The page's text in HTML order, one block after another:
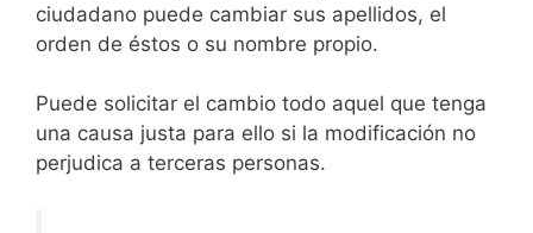
ciudadano puede cambiar sus apellidos, el
orden de éstos o su nombre propio.
Puede solicitar el cambio todo aquel que tenga
una causa justa para ello si la modificación no
perjudica a terceras personas.